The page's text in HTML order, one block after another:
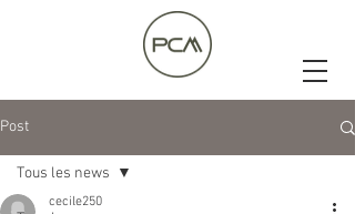
Post
Tous les news
cecile250